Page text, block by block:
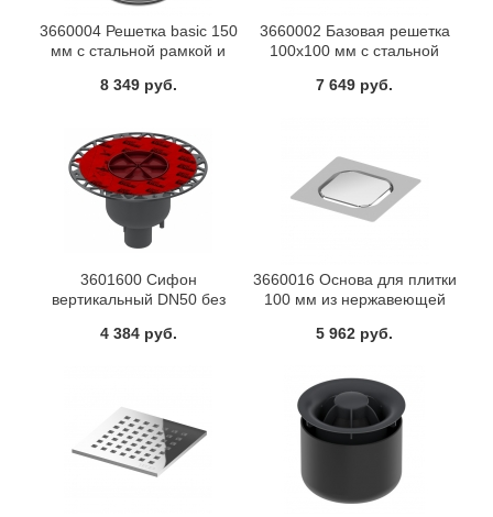
3660004 Решетка basic 150
мм с стальной рамкой и
8 349 руб.
3660002 Базовая решетка
100х100 мм с стальной
7 649 руб.
3601600 Сифон
вертикальный DN50 без
4 384 руб.
3660016 Основа для плитки
100 мм из нержавеющей
5 962 руб.